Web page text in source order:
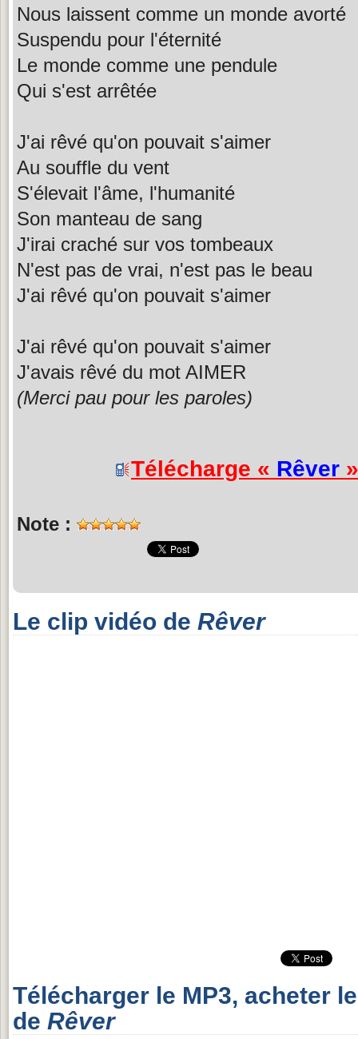
Nous laissent comme un monde avorté
Suspendu pour l'éternité
Le monde comme une pendule
Qui s'est arrêtée
J'ai rêvé qu'on pouvait s'aimer
Au souffle du vent
S'élevait l'âme, l'humanité
Son manteau de sang
J'irai craché sur vos tombeaux
N'est pas de vrai, n'est pas le beau
J'ai rêvé qu'on pouvait s'aimer
J'ai rêvé qu'on pouvait s'aimer
J'avais rêvé du mot AIMER
(Merci pau pour les paroles)
Télécharge « Rêver
Note :
Le clip vidéo de Rêver
Télécharger le MP3, acheter
de Rêver